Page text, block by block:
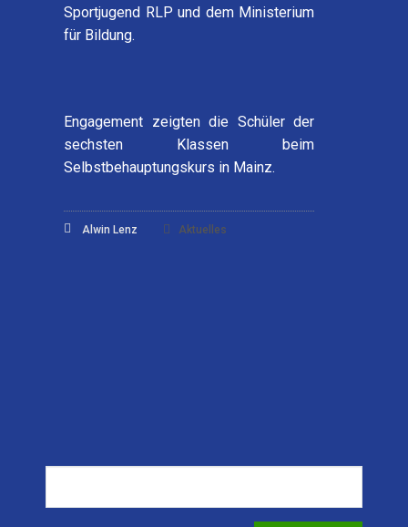
Sportjugend RLP und dem Ministerium
für Bildung.
Engagement zeigten die Schüler der
sechsten Klassen beim
Selbstbehauptungskurs in Mainz.
Alwin Lenz Aktuelles